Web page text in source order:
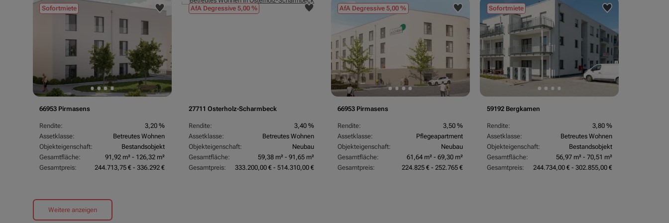
Sofortmiete
66953 Pirmasens
Rendite:
3,20 %
Assetklasse:
Betreutes Wohnen
Objekteigenschaft:
Bestandsobjekt
Gesamtfläche:
91,92 m² - 126,32 m²
Gesamtpreis:
244.713,75 € - 336.292 €
AfA Degressive 5,00 %
27711 Osterholz-Scharmbeck
Rendite:
3,40 %
Assetklasse:
Betreutes Wohnen
Objekteigenschaft:
Neubau
Gesamtfläche:
59,38 m² - 91,65 m²
Gesamtpreis:
333.200,00 € - 514.310,00 €
AfA Degressive 5,00 %
66953 Pirmasens
Rendite:
3,50 %
Assetklasse:
Pflegeapartment
Objekteigenschaft:
Neubau
Gesamtfläche:
61,64 m² - 69,30 m²
Gesamtpreis:
224.825 € - 252.765 €
Sofortmiete
59192 Bergkamen
Rendite:
3,80 %
Assetklasse:
Betreutes Wohnen
Objekteigenschaft:
Bestandsobjekt
Gesamtfläche:
56,97 m² - 70,51 m²
Gesamtpreis:
244.734,00 € - 302.855,00 €
Weitere anzeigen